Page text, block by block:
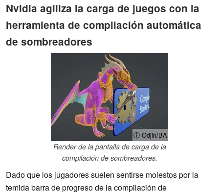
Nvidia agiliza la carga de juegos con la
herramienta de compilación automática
de sombreadores
ⓘ Odjin/BA
Render de la pantalla de carga de la
compilación de sombreadores.
Dado que los jugadores suelen sentirse molestos por la
temida barra de progreso de la compilación de